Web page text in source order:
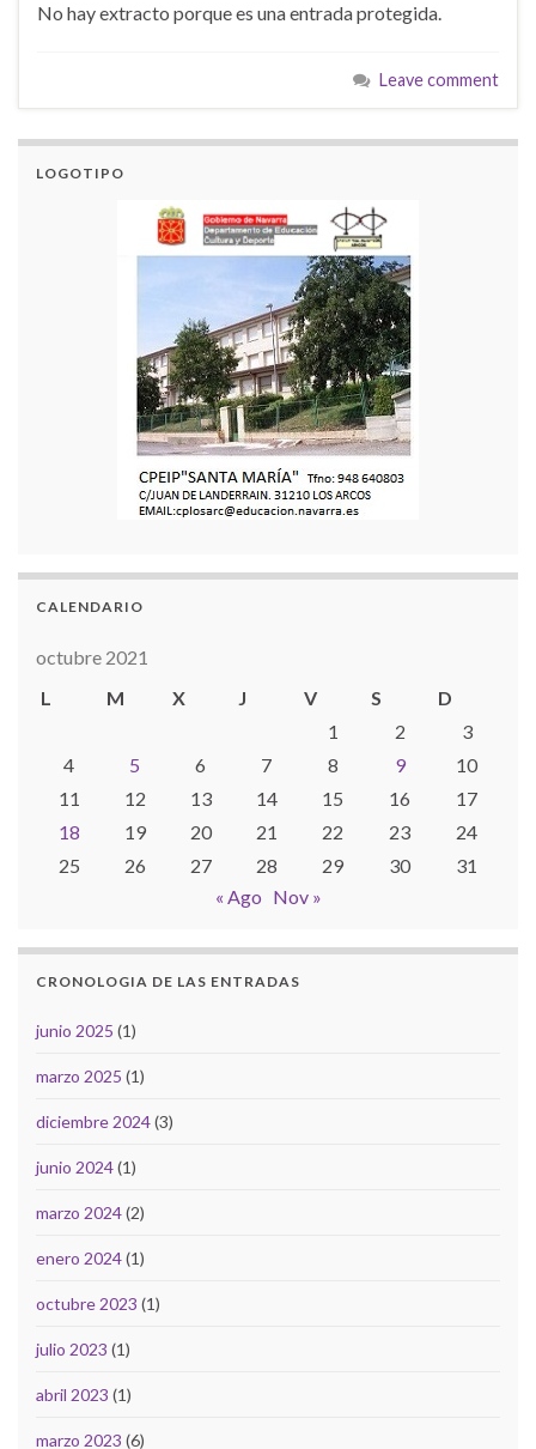
No hay extracto porque es una entrada protegida.
Leave comment
LOGOTIPO
CALENDARIO
octubre 2021
L
M X J V S
D
1
2
3
4
5 6 7 8 9
10
11
12 13 14 15 16
17
18
19 20 21 22 23
24
25
26 27 28 29 30
31
« Ago Nov »
CRONOLOGIA DE LAS ENTRADAS
junio 2025 (1)
marzo 2025 (1)
diciembre 2024(3)
junio 2024(1)
marzo 2024(2)
enero 2024(1)
octubre 2023 (1)
julio 2023 (1)
abril 2023 (1)
marzo 2023 (6)